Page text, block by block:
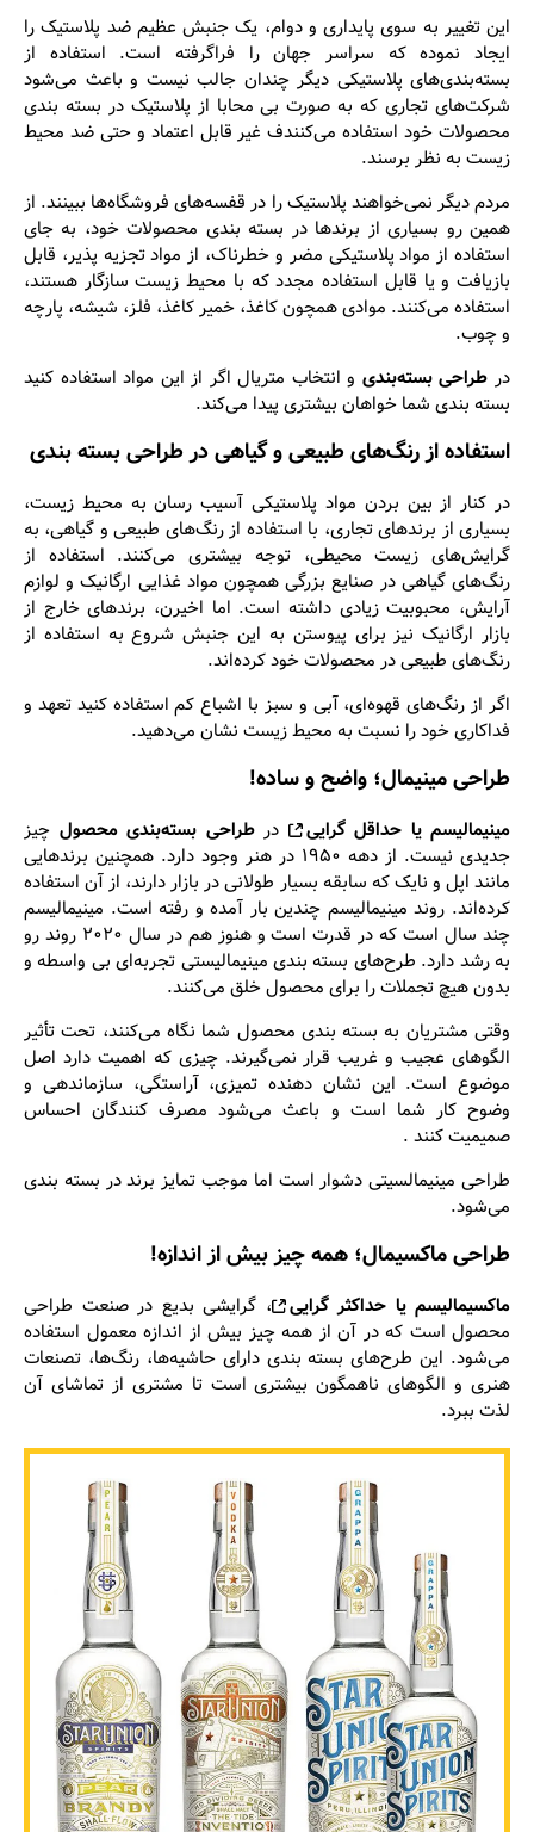
این تغییر به سوی پایداری و دوام، یک جنبش عظیم ضد پلاستیک را
ایجاد نموده که سراسر جهان را فراگرفته است. استفاده از
بسته‌بندی‌های پلاستیکی دیگر چندان جالب نیست و باعث می‌شود
شرکت‌های تجاری که به صورت بی محابا از پلاستیک در بسته بندی
محصولات خود استفاده می‌کنندف غیر قابل اعتماد و حتی ضد محیط
زیست به نظر برسند.
مردم دیگر نمی‌خواهند پلاستیک را در قفسه‌های فروشگاه‌ها ببینند. از
همین رو بسیاری از برندها در بسته بندی محصولات خود، به جای
استفاده از مواد پلاستیکی مضر و خطرناک، از مواد تجزیه پذیر، قابل
بازیافت و یا قابل استفاده مجدد که با محیط زیست سازگار هستند،
استفاده می‌کنند. موادی همچون کاغذ، خمیر کاغذ، فلز، شیشه، پارچه
و چوب.
در طراحی بسته‌بندی و انتخاب متریال اگر از این مواد استفاده کنید
بسته بندی شما خواهان بیشتری پیدا می‌کند.
استفاده از رنگ‌های طبیعی و گیاهی در طراحی بسته بندی
در کنار از بین بردن مواد پلاستیکی آسیب رسان به محیط زیست،
بسیاری از برندهای تجاری، با استفاده از رنگ‌های طبیعی و گیاهی، به
گرایش‌های زیست محیطی، توجه بیشتری می‌کنند. استفاده از
رنگ‌های گیاهی در صنایع بزرگی همچون مواد غذایی ارگانیک و لوازم
آرایش، محبوبیت زیادی داشته است. اما اخیرن، برندهای خارج از
بازار ارگانیک نیز برای پیوستن به این جنبش شروع به استفاده از
رنگ‌های طبیعی در محصولات خود کرده‌اند.
اگر از رنگ‌های قهوه‌ای، آبی و سبز با اشباع کم استفاده کنید تعهد و
فداکاری خود را نسبت به محیط زیست نشان می‌دهید.
طراحی مینیمال؛ واضح و ساده!
مینیمالیسم یا حداقل گرایی درطراحی بسته‌بندی محصول چیز
جدیدی نیست. از دهه ۱۹۵۰ در هنر وجود دارد. همچنین برندهایی
مانند اپل و نایک که سابقه بسیار طولانی در بازار دارند، از آن استفاده
کرده‌اند. روند مینیمالیسم چندین بار آمده و رفته است. مینیمالیسم
چند سال است که در قدرت است و هنوز هم در سال ۲۰۲۰ روند رو
به رشد دارد. طرح‌های بسته بندی مینیمالیستی تجربه‌ای بی واسطه و
بدون هیچ تجملات را برای محصول خلق می‌کنند.
وقتی مشتریان به بسته بندی محصول شما نگاه می‌کنند، تحت تأثیر
الگوهای عجیب و غریب قرار نمی‌گیرند. چیزی که اهمیت دارد اصل
موضوع است. این نشان دهنده تمیزی، آراستگی، سازماندهی و
وضوح کار شما است و باعث می‌شود مصرف کنندگان احساس
صمیمیت کنند .
طراحی مینیمالسیتی دشوار است اما موجب تمایز برند در بسته بندی
می‌شود.
طراحی ماکسیمال؛ همه چیز بیش از اندازه!
ماکسیمالیسم یا حداکثر گرایی
، گرایشی بدیع در صنعت طراحی
محصول است که در آن از همه چیز بیش از اندازه معمول استفاده
می‌شود. این طرح‌های بسته بندی دارای حاشیه‌ها، رنگ‌ها، تصنعات
هنری و الگوهای ناهمگون بیشتری است تا مشتری از تماشای آن
لذت ببرد.